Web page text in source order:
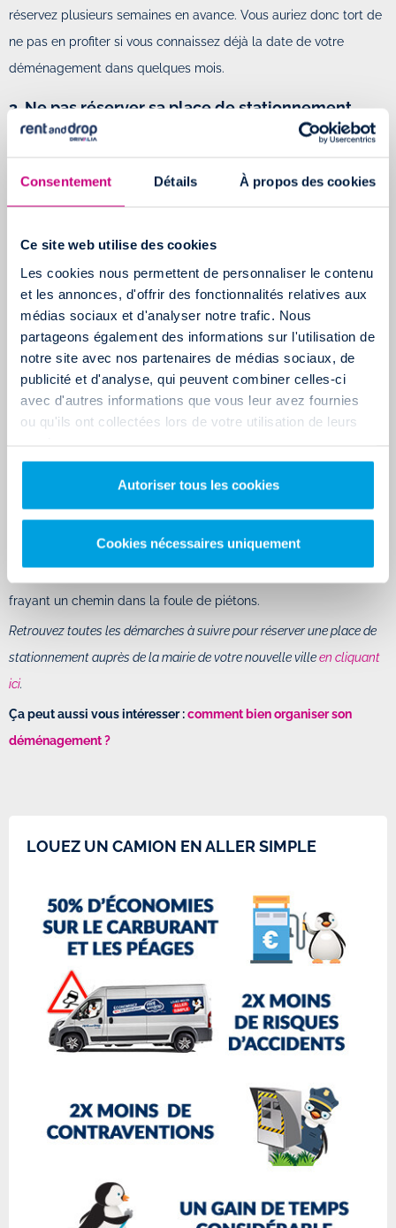
Consentement Détails À propos des cookies
Ce site web utilise des cookies
Les cookies nous permettent de personnaliser le contenu
et les annonces, d'offrir des fonctionnalités relatives aux
médias sociaux et d'analyser notre trafic. Nous
partageons également des informations sur l'utilisation de
notre site avec nos partenaires de médias sociaux, de
publicité et d'analyse, qui peuvent combiner celles-ci
avec d'autres informations que vous leur avez fournies
ou qu'ils ont collectées lors de votre utilisation de leurs
Autoriser tous les cookies
Cookies nécessaires uniquement
réservez plusieurs semaines en avance. Vous auriez donc tort de
ne pas en profiter si vous connaissez déjà la date de votre
déménagement dans quelques mois.
3. Ne pas réserver sa place de stationnement
Notre dernier
métropole
comme Paris,
Lyon ou
Bordeaux :réservez une place de stationnement devant votre
nouveau logement.
Beaucoup n'y pensent pas et sont malheureusement obligés de
faute de places libres.
Croyez-nous, vous serez ravis d'avoir payé quelques euros (50 à
60€ en général; gratuit dans certaines villes) pour ne pas avoir à
porter votre lave-linge et votre canapé (ne parlons même pas
frayant un chemin dans la foule de piétons.
Retrouvez toutes les démarches à suivre pour réserver une place de
stationnement auprès de la mairie de votre nouvelle villeen cliquant
ici.
Ça peut aussi vous intéresser :comment bien organiser son
déménagement ?
LOUEZ UN CAMION EN ALLER SIMPLE